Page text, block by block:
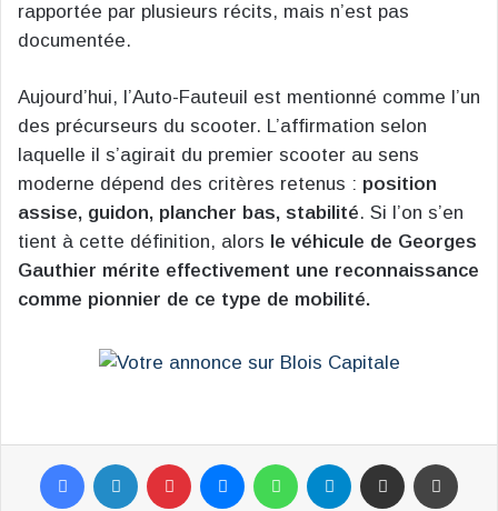
rapportée par plusieurs récits, mais n’est pas
documentée.
Aujourd’hui, l’Auto-Fauteuil est mentionné comme l’un
des précurseurs du scooter. L’affirmation selon
laquelle il s’agirait du premier scooter au sens
moderne dépend des critères retenus : position
assise, guidon, plancher bas, stabilité. Si l’on s’en
tient à cette définition, alors le véhicule de Georges
Gauthier mérite effectivement une reconnaissance
comme pionnier de ce type de mobilité.
FacebookLinkedin PinterestMessengerWhatsAppTelegramPartager par email